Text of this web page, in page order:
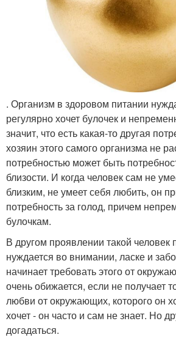
. Организм в здоровом питании
регулярно хочет булочек и
значит, что есть какая-то другая
хозяин этого самого организма не
потребностью может быть
близости. И когда человек сам не
близким, не умеет себя любить, он
потребность за голод, причем
булочкам.
В другом проявлении такой человек
нуждается во внимании, ласке и
начинает требовать этого от
очень обижается, если не получает
любви от окружающих, которого он
хочет - он часто и сам не знает. Но
догадаться.